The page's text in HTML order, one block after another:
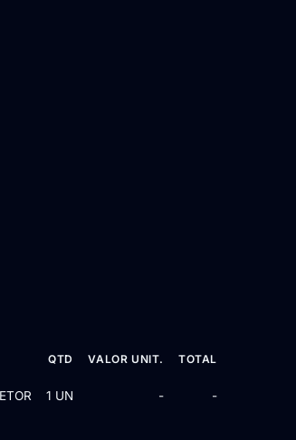
QTD VALOR UNIT. TOTAL
1 UN - -